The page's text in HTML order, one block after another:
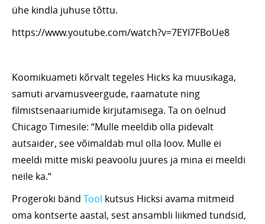
ühe kindla juhuse tõttu.
https://www.youtube.com/watch?v=7EYI7FBoUe8
Koomikuameti kõrvalt tegeles Hicks ka muusikaga,
samuti arvamusveergude, raamatute ning
filmistsenaariumide kirjutamisega. Ta on öelnud
Chicago Timesile: “Mulle meeldib olla pidevalt
autsaider, see võimaldab mul olla loov. Mulle ei
meeldi mitte miski peavoolu juures ja mina ei meeldi
neile ka.“
Progeroki bänd Tool kutsus Hicksi avama mitmeid
oma kontserte aastal, sest ansambli liikmed tundsid,